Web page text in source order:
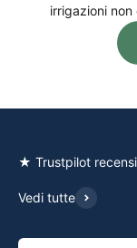
irrigazioni
Vedi tutte